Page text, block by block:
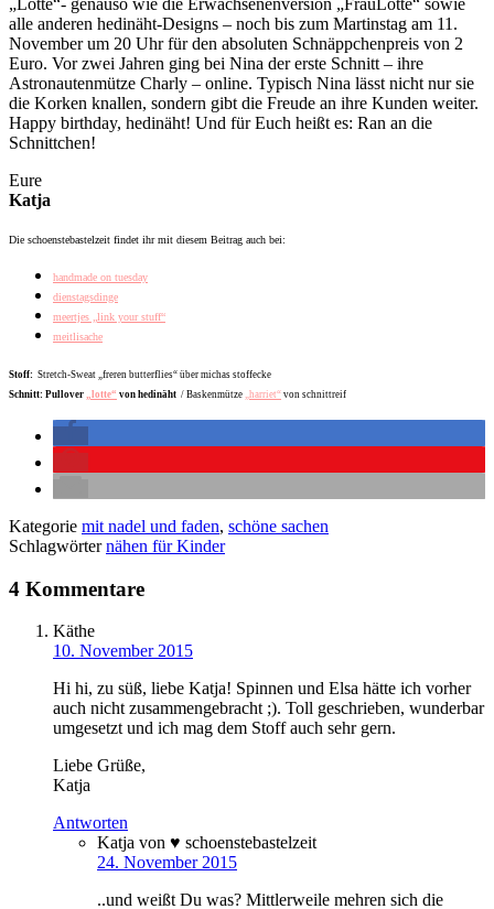
alle anderen hedinäht-Designs – noch bis zum Martinstag am 11.
November um 20 Uhr für den absoluten Schnäppchenpreis von 2
Euro. Vor zwei Jahren ging bei Nina der erste Schnitt – ihre
Astronautenmütze Charly – online. Typisch Nina lässt nicht nur sie
die Korken knallen, sondern gibt die Freude an ihre Kunden weiter.
Happy birthday, hedinäht! Und für Euch heißt es: Ran an die
Schnittchen!
Eure
Katja
Die schoenstebastelzeit findet ihr mit diesem Beitrag auch bei:
handmade on tuesday
dienstagsdinge
meertjes „link your stuff“
meitlisache
Stoff: Stretch-Sweat „freren butterflies“ über michas stoffecke
Schnitt: Pullover „lotte“ von hedinäht / Baskenmütze „harriet“ von schnittreif
Kategorie mit nadel und faden, schöne sachen
Schlagwörternähen für Kinder
4 Kommentare
Käthe
10. November 2015
Hi hi, zu süß, liebe Katja! Spinnen und Elsa hätte ich vorher
auch nicht zusammengebracht ;). Toll geschrieben, wunderbar
umgesetzt und ich mag dem Stoff auch sehr gern.
Liebe Grüße,
Katja
Antworten
Katja von ♥ schoenstebastelzeit
24. November 2015
..und weißt Du was? Mittlerweile mehren sich die